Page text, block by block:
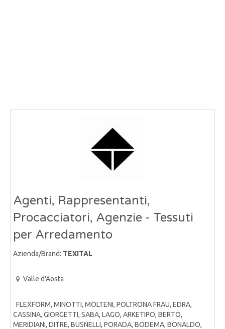
Agenti, Rappresentanti,
Procacciatori, Agenzie - Tessuti
per Arredamento
Azienda/Brand: TEXITAL
Valle d'Aosta
FLEXFORM, MINOTTI, MOLTENI, POLTRONA FRAU, EDRA,
CASSINA, GIORGETTI, SABA, LAGO, ARKETIPO, BERTO,
MERIDIANI, DITRE, BUSNELLI, PORADA, BODEMA, BONALDO,